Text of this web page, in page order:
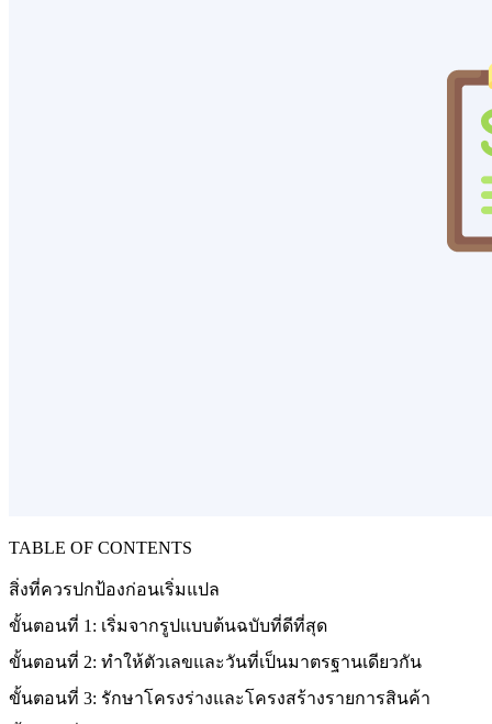
TABLE OF CONTENTS
สิ่งที่ควรปกป้องก่อนเริ่มแปล
ขั้นตอนที่ 1: เริ่มจากรูปแบบต้นฉบับที่ดีที่สุด
ขั้นตอนที่ 2: ทำให้ตัวเลขและวันที่เป็นมาตรฐานเดียวกัน
ขั้นตอนที่ 3: รักษาโครงร่างและโครงสร้างรายการสินค้า